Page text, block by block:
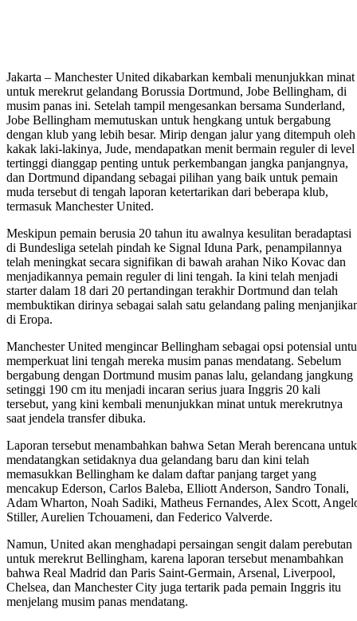
Jakarta – Manchester United dikabarkan kembali menunjukkan minat
untuk merekrut gelandang Borussia Dortmund, Jobe Bellingham, di
musim panas ini. Setelah tampil mengesankan bersama Sunderland,
Jobe Bellingham memutuskan untuk hengkang untuk bergabung
dengan klub yang lebih besar. Mirip dengan jalur yang ditempuh oleh
kakak laki-lakinya, Jude, mendapatkan menit bermain reguler di level
tertinggi dianggap penting untuk perkembangan jangka panjangnya,
dan Dortmund dipandang sebagai pilihan yang baik untuk pemain
muda tersebut di tengah laporan ketertarikan dari beberapa klub,
termasuk Manchester United.
Meskipun pemain berusia 20 tahun itu awalnya kesulitan beradaptasi
di Bundesliga setelah pindah ke Signal Iduna Park, penampilannya
telah meningkat secara signifikan di bawah arahan Niko Kovac dan
menjadikannya pemain reguler di lini tengah. Ia kini telah menjadi
starter dalam 18 dari 20 pertandingan terakhir Dortmund dan telah
membuktikan dirinya sebagai salah satu gelandang paling
di Eropa.
Manchester United mengincar Bellingham sebagai opsi potensial
memperkuat lini tengah mereka musim panas mendatang. Sebelum
bergabung dengan Dortmund musim panas lalu, gelandang jangkung
setinggi 190 cm itu menjadi incaran serius juara Inggris 20 kali
tersebut, yang kini kembali menunjukkan minat untuk merekrutnya
saat jendela transfer dibuka.
Laporan tersebut menambahkan bahwa Setan Merah berencana untuk
mendatangkan setidaknya dua gelandang baru dan kini telah
memasukkan Bellingham ke dalam daftar panjang target yang
mencakup Ederson, Carlos Baleba, Elliott Anderson, Sandro Tonali,
Adam Wharton, Noah Sadiki, Matheus Fernandes, Alex Scott,
Stiller, Aurelien Tchouameni, dan Federico Valverde.
Namun, United akan menghadapi persaingan sengit dalam perebutan
untuk merekrut Bellingham, karena laporan tersebut menambahkan
bahwa Real Madrid dan Paris Saint-Germain, Arsenal, Liverpool,
Chelsea, dan Manchester City juga tertarik pada pemain Inggris itu
menjelang musim panas mendatang.